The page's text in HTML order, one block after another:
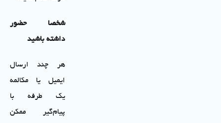
شخصا حضور
داشته باشید
هر چند ارسال
ایمیل یا مکالمه
یک طرفه با
پیام‌گیر ممکن